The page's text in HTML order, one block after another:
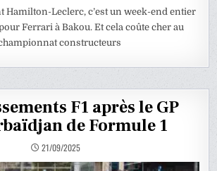
Hamilton-Leclerc, c’est un week-end entier
Ferrari à Bakou. Et cela coûte cher au
constructeurs
F1 après le GP
de Formule 1
21/09/2025